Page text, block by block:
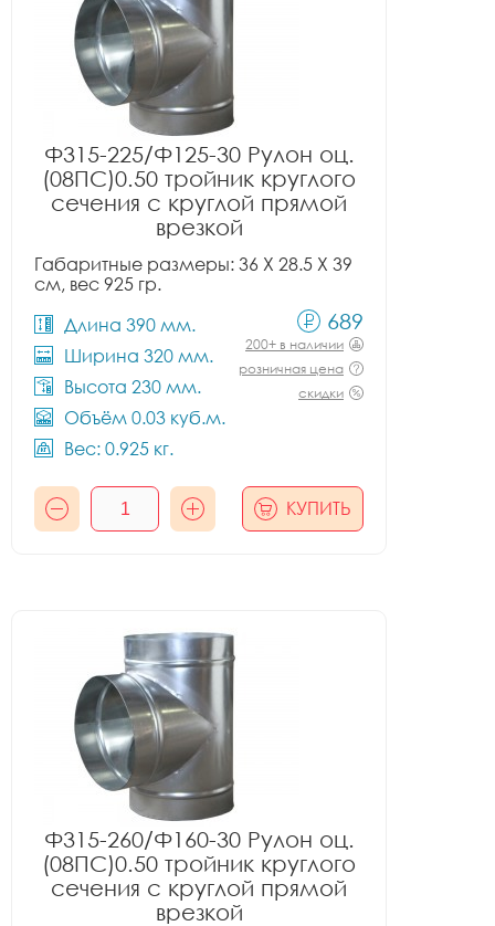
Ф315-225/Ф125-30 Рулон оц.
(08ПС)0.50 тройник круглого
сечения с круглой прямой
врезкой
Габаритные размеры: 36 X 28.5 X 39
см, вес 925 гр.
Длина 390 мм.
Ширина 320 мм.
Высота 230 мм.
Объём 0.03 куб.м.
Вес: 0.925 кг.
689
200+ в наличии
розничная цена
скидки
КУПИТЬ
Ф315-260/Ф160-30 Рулон оц.
(08ПС)0.50 тройник круглого
сечения с круглой прямой
врезкой